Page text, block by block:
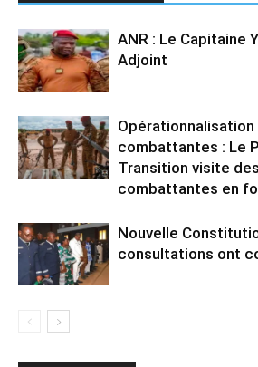
ANR : Le Capitaine
Adjoint
combattantes : Le
Transition visite
combattantes en
Nouvelle
consultations ont